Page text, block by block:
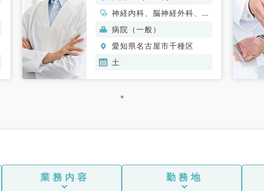
神経内科、脳神経外科、一
般内科、老年内科、外科系
全般、一般外科
病院（一般）
愛知県名古屋市千種区
土
業務内容 勤務地